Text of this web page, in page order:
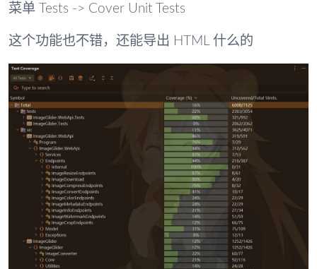
菜单 Tests -> Cover Unit Tests
这个功能也不错，还能导出 HTML 什么的